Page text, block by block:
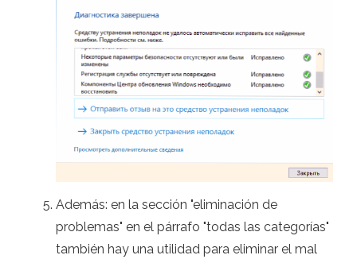
Además: en la sección "eliminación de
problemas" en el párrafo "todas las categorías"
también hay una utilidad para eliminar el mal